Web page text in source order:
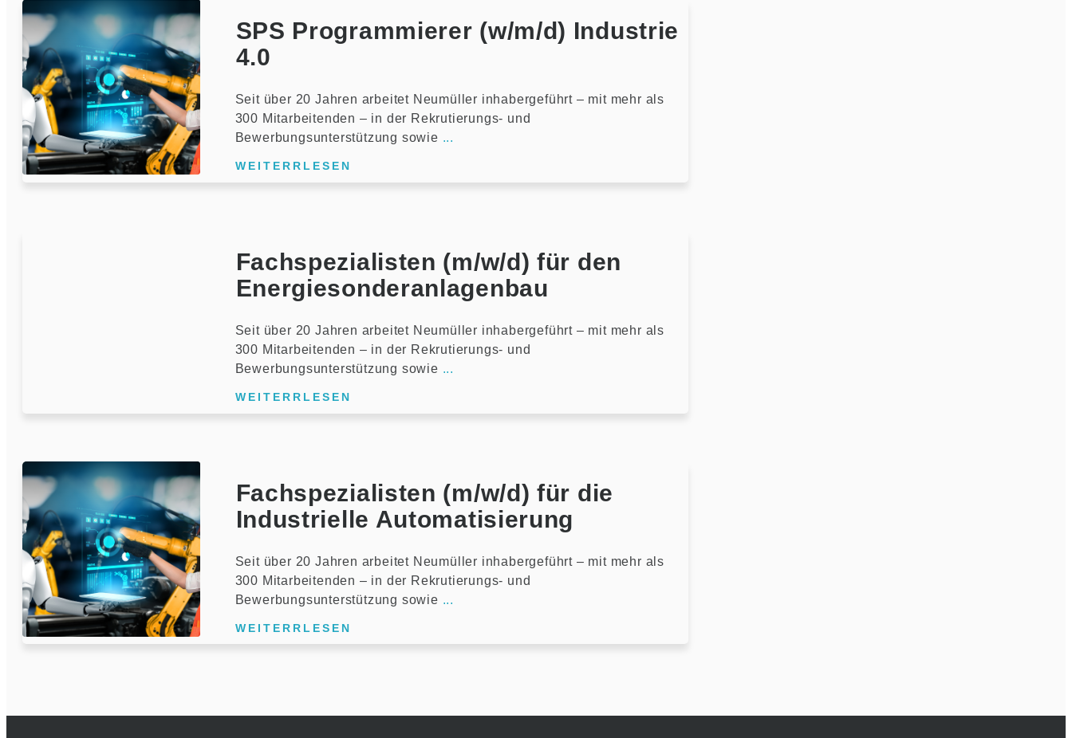
SPS Programmierer (w/m/d) Industrie
4.0
Seit über 20 Jahren arbeitet Neumüller inhabergeführt – mit mehr als
300 Mitarbeitenden – in der Rekrutierungs- und
Bewerbungsunterstützung sowie ...
WEITERRLESEN
Fachspezialisten (m/w/d) für den
Energiesonderanlagenbau
Seit über 20 Jahren arbeitet Neumüller inhabergeführt – mit mehr als
300 Mitarbeitenden – in der Rekrutierungs- und
Bewerbungsunterstützung sowie ...
WEITERRLESEN
Fachspezialisten (m/w/d) für die
Industrielle Automatisierung
Seit über 20 Jahren arbeitet Neumüller inhabergeführt – mit mehr als
300 Mitarbeitenden – in der Rekrutierungs- und
Bewerbungsunterstützung sowie ...
WEITERRLESEN